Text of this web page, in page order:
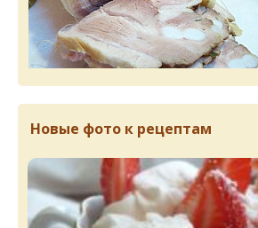
Новые фото к рецептам